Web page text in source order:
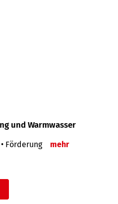
und Warmwasser
Förderung mehr